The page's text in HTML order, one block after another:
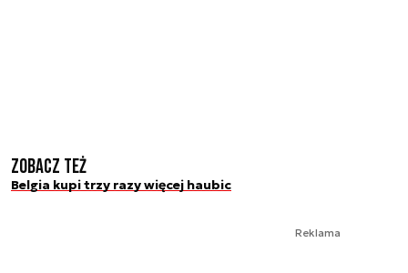
Zobacz też
Belgia kupi trzy razy więcej haubic
Reklama